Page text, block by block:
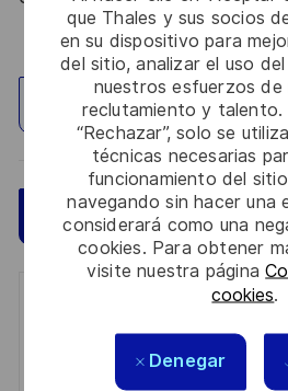
que Thales y sus socios
en su dispositivo para
del sitio, analizar el uso
nuestros esfuerzos de
reclutamiento y talento.
“Rechazar”, solo se
técnicas necesarias
funcionamiento del
navegando sin hacer una
considerará como una
cookies. Para obtener
visite nuestra página
cookies.
Denegar
Explorar ubicación
Aplicar ahora
Get notified for similar
You'll receive updates once a